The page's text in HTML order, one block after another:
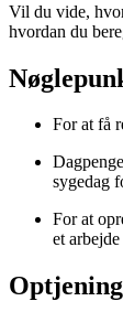
Vil du vide,
hvordan du
For at få
sygedag
For at
et